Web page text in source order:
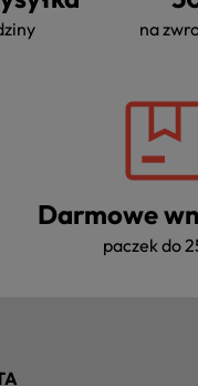
na
Darmowe
paczek do